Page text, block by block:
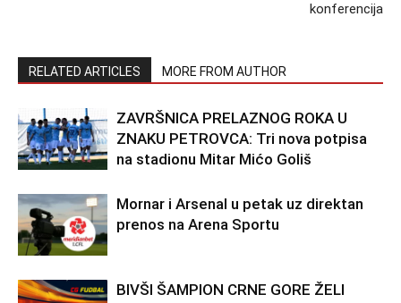
konferencija
RELATED ARTICLES MORE FROM AUTHOR
ZAVRŠNICA PRELAZNOG ROKA U
ZNAKU PETROVCA: Tri nova potpisa
na stadionu Mitar Mićo Goliš
Mornar i Arsenal u petak uz direktan
prenos na Arena Sportu
BIVŠI ŠAMPION CRNE GORE ŽELI